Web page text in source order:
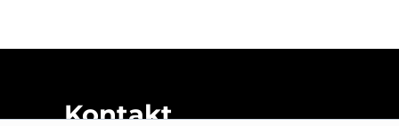
Kontakt